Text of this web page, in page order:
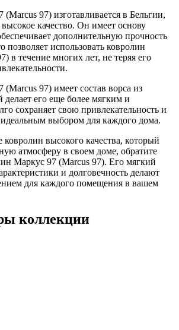
97) изготавливается в Бельгии,
высокое качество. Он имеет основу
дополнительную прочность
позволяет использовать ковролин
в течение многих лет, не теряя его
97) имеет состав ворса из
делает его еще более мягким и
сохраняет свою привлекательность и
идеальным выбором для каждого дома.
высокого качества, который
атмосферу в своем доме, обратите
Маркус 97 (Marcus 97). Его мягкий
и долговечность делают
для каждого помещения в вашем
коллекции